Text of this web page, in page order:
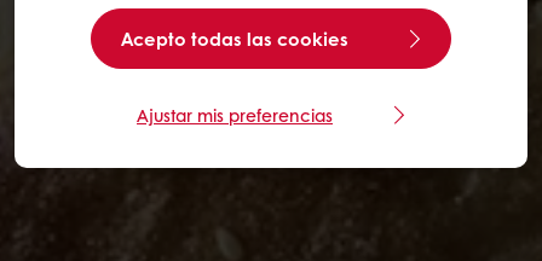
Acepto todas las cookies
Ajustar mis preferencias